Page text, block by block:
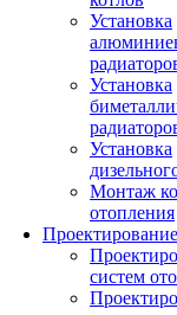
Установка
Установка
Установка
Монтаж
отопления
Проектирование
систем